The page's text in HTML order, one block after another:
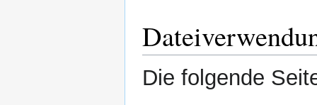
Die folgende